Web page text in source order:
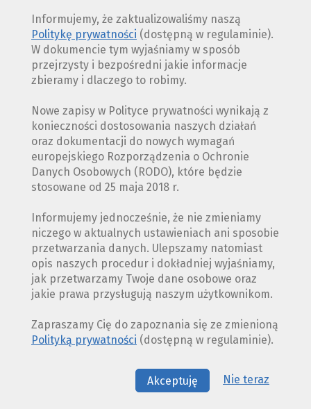
Informujemy, że zaktualizowaliśmy naszą
Politykę prywatności (dostępną w regulaminie).
W dokumencie tym wyjaśniamy w sposób
przejrzysty i bezpośredni jakie informacje
zbieramy i dlaczego to robimy.
Nowe zapisy w Polityce prywatności wynikają z
konieczności dostosowania naszych działań
oraz dokumentacji do nowych wymagań
europejskiego Rozporządzenia o Ochronie
Danych Osobowych (RODO), które będzie
stosowane od 25 maja 2018 r.
Informujemy jednocześnie, że nie zmieniamy
niczego w aktualnych ustawieniach ani sposobie
przetwarzania danych. Ulepszamy natomiast
opis naszych procedur i dokładniej wyjaśniamy,
jak przetwarzamy Twoje dane osobowe oraz
jakie prawa przysługują naszym użytkownikom.
Zapraszamy Cię do zapoznania się ze zmienioną
Polityką prywatności (dostępną w regulaminie).
Akceptuję Nie teraz